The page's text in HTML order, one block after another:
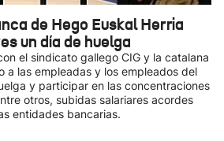
de Hego Euskal Herria
un día de huelga
el sindicato gallego CIG y la catalana
a las empleadas y los empleados del
y participar en las concentraciones
otros, subidas salariares acordes
entidades bancarias.